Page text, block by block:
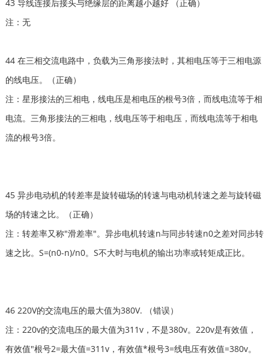
43 导线连接后接头与绝缘层的距离越小越好 （正确）
注：无
44 在三相交流电路中，负载为三角形接法时，其相电压等于三相电源
的线电压。（正确）
注：星形接法的三相电，线电压是相电压的根号3倍，而线电流等于相
电流。三角形接法的三相电，线电压等于相电压，而线电流等于相电
流的根号3倍。
45 异步电动机的转差率是旋转磁场的转速与电动机转速之差与旋转磁
场的转速之比。（正确）
注：转差率又称"滑差率"。异步电机转速n与同步转速n0之差对同步转
速之比。S=(n0-n)/n0。S不大时与电机的输出功率或转矩成正比。
46 220V的交流电压的最大值为380V. （错误）
注：220v的交流电压的最大值为311v，不是380v。220v是有效值，
有效值"根号2=最大值=311v，有效值*根号3=线电压有效值=380v。